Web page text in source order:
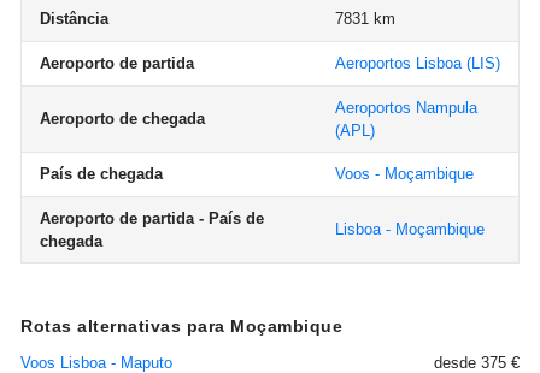
Distância 7831 km
Aeroporto de partida Aeroportos Lisboa(LIS)
Aeroporto de chegada
Aeroportos Nampula
(APL)
País de chegada Voos - Moçambique
Aeroporto de partida - País de
chegada
Lisboa - Moçambique
Rotas alternativas para Moçambique
Voos Lisboa - Maputo
desde 375 €